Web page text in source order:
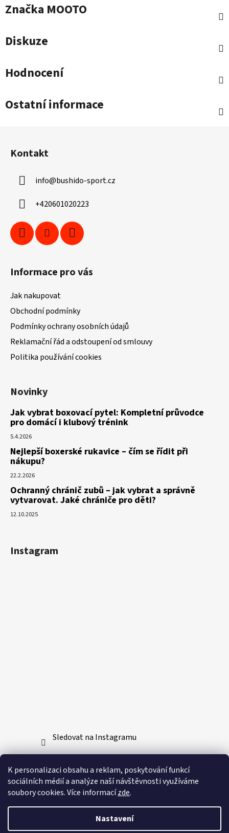
K personalizaci obsahu a reklam, poskytování funkcí
sociálních médií a analýze naší návštěvnosti využíváme
soubory cookies. Více informacízde.
Nastavení
Značka MOOTO
Diskuze
Hodnocení
Ostatní informace
Kontakt
info@bushido-sport.cz
+420601020223
Informace pro vás
Jak nakupovat
Obchodní podmínky
Podmínky ochrany osobních údajů
Reklamační řád a odstoupení od smlouvy
Politika používání cookies
Novinky
Jak vybrat boxovací pytel: Kompletní průvodce
pro domácí i klubový trénink
5.4.2026
Nejlepší boxerské rukavice – čím se řídit při
nákupu?
22.2.2026
Ochranný chránič zubů – jak vybrat a správně
vytvarovat. Jaké chrániče pro děti?
12.10.2025
Instagram
Sledovat na Instagramu
Přijímáme online platby